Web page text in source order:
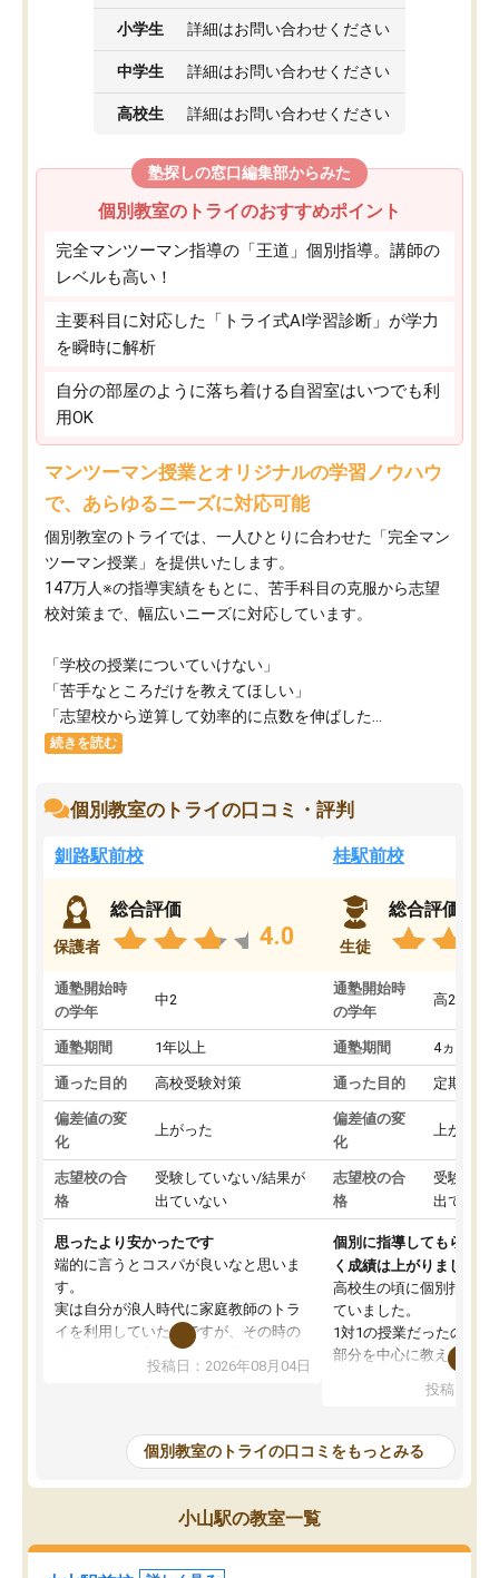
小学生 詳細はお問い合わせください
中学生 詳細はお問い合わせください
高校生 詳細はお問い合わせください
塾探しの窓口編集部からみた
個別教室のトライのおすすめポイント
完全マンツーマン指導の「王道」個別指導。講師の
レベルも高い！
主要科目に対応した「トライ式AI学習診断」が学力
を瞬時に解析
自分の部屋のように落ち着ける自習室はいつでも利
用OK
マンツーマン授業とオリジナルの学習ノウハウ
で、あらゆるニーズに対応可能
個別教室のトライでは、一人ひとりに合わせた「完全マン
ツーマン授業」を提供いたします。​
147万人※の指導実績をもとに、苦手科目の克服から志望
校対策まで、幅広いニーズに対応しています。​
「学校の授業についていけない」​
「苦手なところだけを教えてほしい」​
「志望校から逆算して効率的に点数を伸ばした...
続きを読む
個別教室のトライの口コミ・評判
釧路駅前校
保護者
総合評価
4.0
通塾開始時
の学年
中2
通塾期間 1年以上
通った目的 高校受験対策
偏差値の変
化
上がった
志望校の合
格
受験していない/結果が
出ていない
思ったより安かったです
端的に言うとコスパが良いなと思いま
す。
実は自分が浪人時代に家庭教師のトラ
イを利用していたのですが、その時の
月謝がとても高くトライに良いイメー
ジがありませんでした。
し始めた形です。
しかし、以前とは違い料金がリーズナ
ブルでびっくりしました。
通って1年以上ですが、勉強への取り組
み方が真っすぐに変化（率先して自宅
で復習や予習をする）し成績も向上し
投稿日：2026年08月04日
桂駅前校
生徒
総合評価
通塾開始時
の学年
高2
通塾期間 4ヵ月～1
通った目的 定期テス
偏差値の変
化
上がった
志望校の合
格
受験して
出ていな
個別に指導してもらえる
く成績は上がりました。
高校生の頃に個別指導の
ていました。
1対1の授業だったので、
部分を中心に教えてもら
わからないところもそ
もらえたので、勉強への
しずつなくなりました。
その結果成績も上がり、
たのを覚えています。
投稿日：
個別教室のトライの口コミをもっとみる
小山駅の教室一覧